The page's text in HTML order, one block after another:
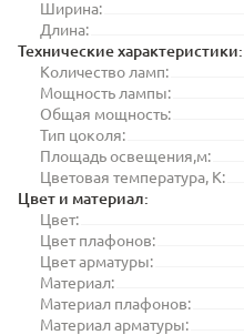
Ширина:
Длина:
Технические характеристики:
Количество ламп:
Мощность лампы:
Общая мощность:
Тип цоколя:
Площадь освещения,м:
Цветовая температура, K:
Цвет и материал:
Цвет:
Цвет плафонов:
Цвет арматуры:
Материал:
Материал плафонов:
Материал арматуры: